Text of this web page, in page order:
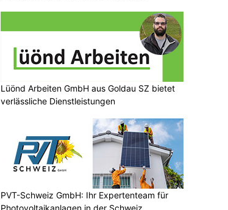
Lüönd Arbeiten GmbH aus Goldau SZ bietet
verlässliche Dienstleistungen
PVT-Schweiz GmbH: Ihr Expertenteam für
Photovoltaikanlagen in der Schweiz